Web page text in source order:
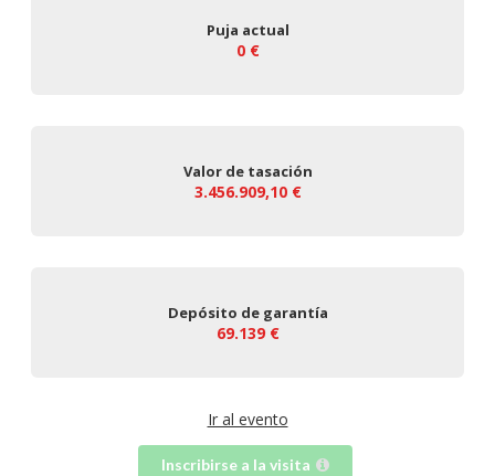
Puja actual
0 €
Valor de tasación
3.456.909,10 €
Depósito de garantía
69.139 €
Ir al evento
Inscribirse a la visita